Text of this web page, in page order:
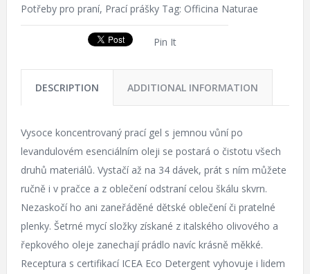
Potřeby pro praní, Prací prášky Tag: Officina Naturae
Pin It
DESCRIPTION ADDITIONAL INFORMATION
Vysoce koncentrovaný prací gel s jemnou vůní po
levandulovém esenciálním oleji se postará o čistotu všech
druhů materiálů. Vystačí až na 34 dávek, prát s ním můžete
ručně i v pračce a z oblečení odstraní celou škálu skvrn.
Nezaskočí ho ani zaneřáděné dětské oblečení či pratelné
plenky. Šetrné mycí složky získané z italského olivového a
řepkového oleje zanechají prádlo navíc krásně měkké.
Receptura s certifikací ICEA Eco Detergent vyhovuje i lidem